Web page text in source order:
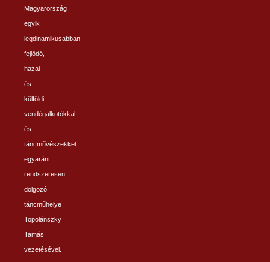
Magyarország
egyik
legdinamikusabban
fejlődő,
hazai
és
külföldi
vendégalkotókkal
és
táncművészekkel
egyaránt
rendszeresen
dolgozó
táncműhelye
Topolánszky
Tamás
vezetésével.